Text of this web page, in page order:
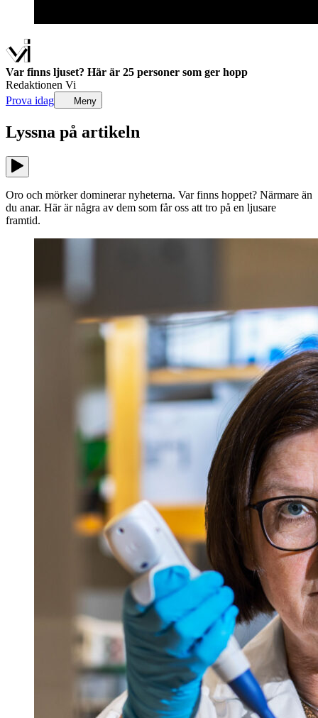
Var finns ljuset? Här är 25 personer som ger hopp
Redaktionen Vi
Prova idag
Meny
Lyssna på artikeln
Oro och mörker dominerar nyheterna. Var finns hoppet? Närmare än
du anar. Här är några av dem som får oss att tro på en ljusare
framtid.